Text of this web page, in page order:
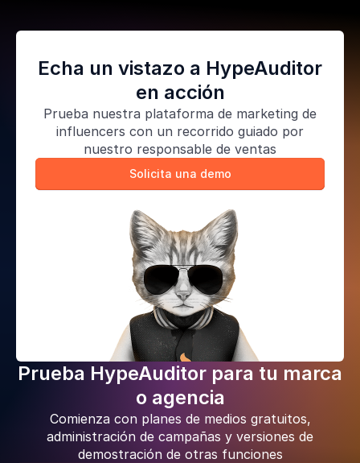
Echa un vistazo a HypeAuditor
en acción
Prueba nuestra plataforma de marketing de
influencers con un recorrido guiado por
nuestro responsable de ventas
Solicita una demo
Prueba HypeAuditor para tu marca
o agencia
Comienza con planes de medios gratuitos,
administración de campañas y versiones de
demostración de otras funciones